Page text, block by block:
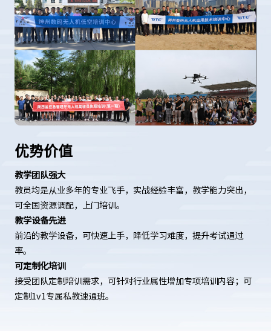
优势价值
教学团队强大
教员均是从业多年的专业飞手，实战经验丰富，教学能力突出，
可全国资源调配，上门培训。
教学设备先进
前沿的教学设备，可快速上手，降低学习难度，提升考试通过
率。
可定制化培训
接受团队定制培训需求，可针对行业属性增加专项培训内容；可
定制1v1专属私教速通班。